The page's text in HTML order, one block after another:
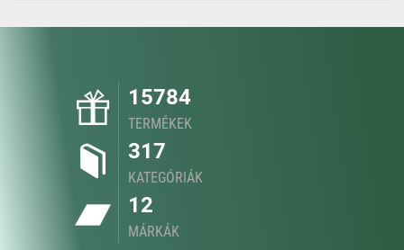
15784
TERMÉKEK
317
KATEGÓRIÁK
12
MÁRKÁK